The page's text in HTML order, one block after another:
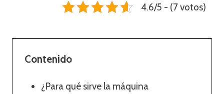
4.6/5 - (7 votos)
Contenido
¿Para qué sirve la máquina